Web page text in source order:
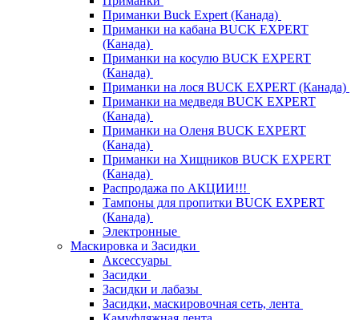
Приманки Buck Expert (Канада)
Приманки на кабана BUCK EXPERT
(Канада)
Приманки на косулю BUCK EXPERT
(Канада)
Приманки на лося BUCK EXPERT (Канада)
Приманки на медведя BUCK EXPERT
(Канада)
Приманки на Оленя BUCK EXPERT
(Канада)
Приманки на Хищников BUCK EXPERT
(Канада)
Распродажа по АКЦИИ!!!
Тампоны для пропитки BUCK EXPERT
(Канада)
Электронные
Маскировка и Засидки
Аксессуары
Засидки
Засидки и лабазы
Засидки, маскировочная сеть, лента